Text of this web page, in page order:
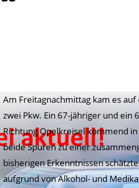
Am Freitagnachmittag kam es
zwei Pkw. Ein 67-jähriger und
Richtung Opelkreisel kommend
beide Spuren zu einer
bisherigen Erkenntnissen
aufgrund von Alkohol- und